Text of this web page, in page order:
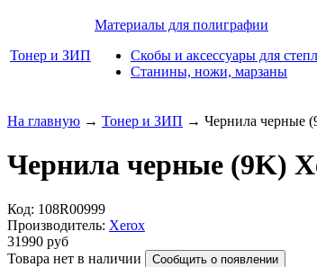
Тонер и ЗИП
Материалы для полиграфии
Скобы и аксессуары для
Станины, ножи, марзаны
На главную → Тонер и ЗИП → Чернила черные
Чернила черные (9K)
Код: 108R00999
Производитель: Xerox
31990 руб
Товара нет в наличии
Сообщить о появлении